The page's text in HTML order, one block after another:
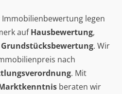
legen
aufHausbewertung,
Grundstücksbewertung. Wir
nach
. Mit
beraten wir